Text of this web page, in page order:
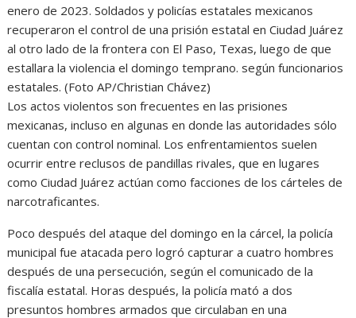
enero de 2023. Soldados y policías estatales mexicanos
recuperaron el control de una prisión estatal en Ciudad Juárez
al otro lado de la frontera con El Paso, Texas, luego de que
estallara la violencia el domingo temprano. según funcionarios
estatales. (Foto AP/Christian Chávez)
Los actos violentos son frecuentes en las prisiones
mexicanas, incluso en algunas en donde las autoridades sólo
cuentan con control nominal. Los enfrentamientos suelen
ocurrir entre reclusos de pandillas rivales, que en lugares
como Ciudad Juárez actúan como facciones de los cárteles de
narcotraficantes.
Poco después del ataque del domingo en la cárcel, la policía
municipal fue atacada pero logró capturar a cuatro hombres
después de una persecución, según el comunicado de la
fiscalía estatal. Horas después, la policía mató a dos
presuntos hombres armados que circulaban en una